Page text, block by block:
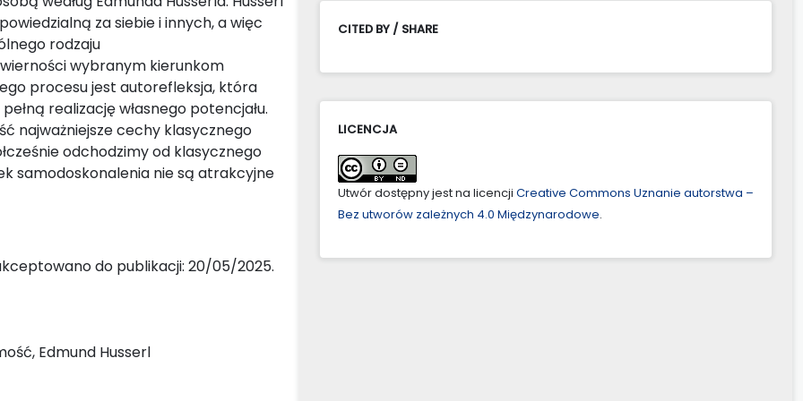
za siebie i innych, a więc
rodzaju
wybranym kierunkom
procesu jest autorefleksja, która
realizację własnego potencjału.
najważniejsze cechy klasycznego
odchodzimy od klasycznego
samodoskonalenia nie są atrakcyjne
do publikacji: 20/05/2025.
Edmund Husserl
CITED BY / SHARE
LICENCJA
Utwór dostępny jest na licencji Creative Commons Uznanie autorstwa –
Bez utworów zależnych 4.0 Międzynarodowe.